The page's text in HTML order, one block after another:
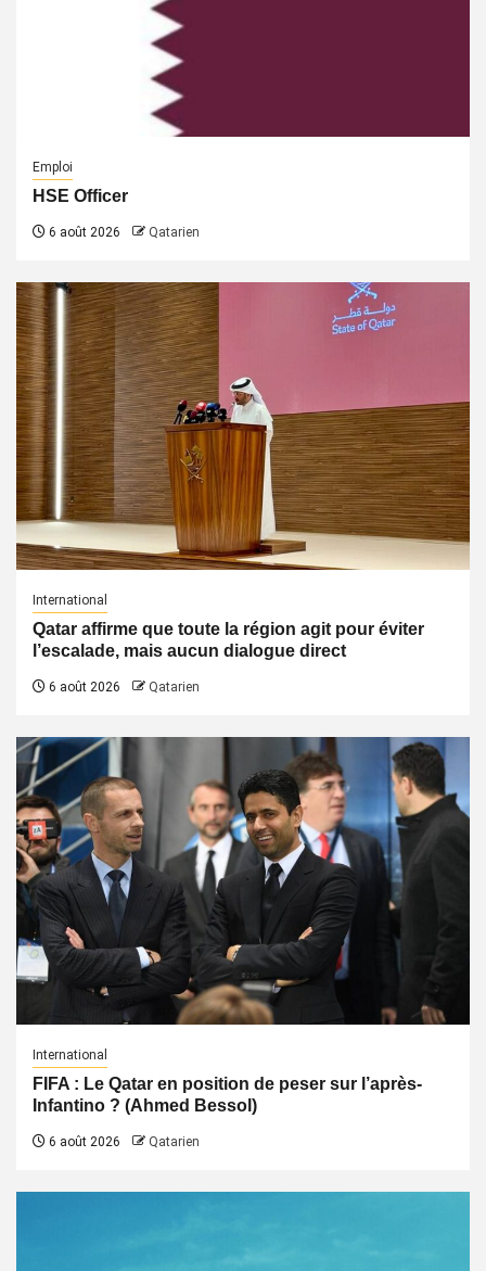
Emploi
HSE Officer
6 août 2026 Qatarien
International
Qatar affirme que toute la région agit pour éviter
l’escalade, mais aucun dialogue direct
6 août 2026 Qatarien
International
FIFA : Le Qatar en position de peser sur l’après-
Infantino ? (Ahmed Bessol)
6 août 2026 Qatarien